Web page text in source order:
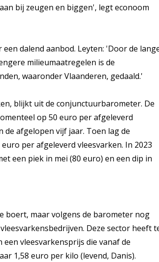
bij zeugen en biggen', legt econoom
dalend aanbod. Leyten: 'Door de
milieumaatregelen is de
waaronder Vlaanderen, gedaald.'
blijkt uit de conjunctuurbarometer. De
op 50 euro per afgeleverd
de afgelopen vijf jaar. Toen lag de
per afgeleverd vleesvarken. In 2023
een piek in mei (80 euro) en een dip in
boert, maar volgens de barometer nog
Deze sector heeft
vleesvarkensprijs die vanaf de
1,58 euro per kilo (levend, Danis).